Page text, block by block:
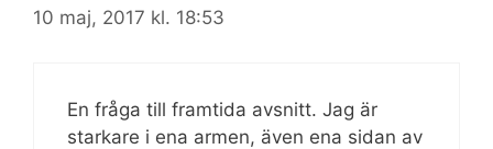
10 maj, 2017 kl. 18:53
En fråga till framtida avsnitt. Jag är
starkare i ena armen, även ena sidan av